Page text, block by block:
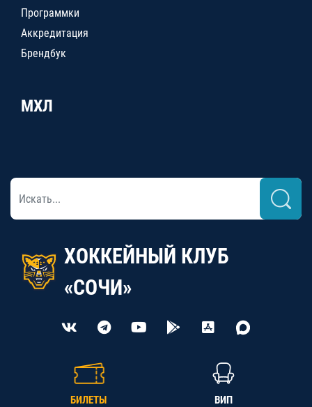
Программки
Аккредитация
Брендбук
МХЛ
ХОККЕЙНЫЙ КЛУБ
«СОЧИ»
БИЛЕТЫ ВИП